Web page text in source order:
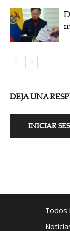
DEJA UNA
INICIAR
Todos